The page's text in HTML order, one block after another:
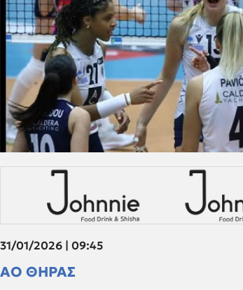
31/01/2026 | 09:45
ΑΟ ΘΗΡΑΣ